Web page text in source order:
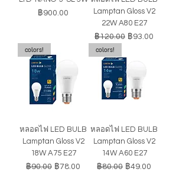
ราคา
฿900.00
Lamptan Gloss V2
22W A80 E27
ราคาปกติ
฿120.00 ราคาขายลด
฿93.00
colors!
หลอดไฟ LED BULB
Lamptan Gloss V2
18W A75 E27
ราคาปกติ
฿90.00 ราคาขายลด
฿78.00
colors!
หลอดไฟ LED BULB
Lamptan Gloss V2
14W A60 E27
ราคาปกติ
฿80.00 ราคาขายลด
฿49.00